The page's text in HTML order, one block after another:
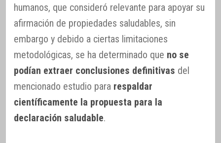
humanos, que consideró relevante para apoyar su
afirmación de propiedades saludables, sin
embargo y debido a ciertas limitaciones
metodológicas, se ha determinado que no se
podían extraer conclusiones definitivas del
mencionado estudio para respaldar
científicamente la propuesta para la
declaración saludable.